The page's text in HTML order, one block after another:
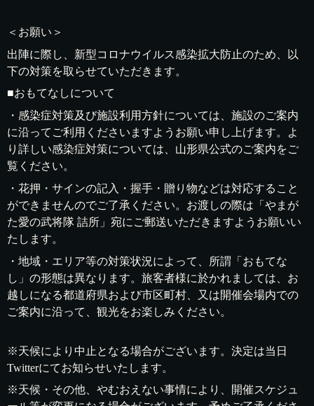
＜お願い＞
出陣に際し、新型コロナウイルス感染拡大防止のため、以
下の対策を取らせていただきます。
■おもてなしについて
・感染症対策及び施設利用方針については、施設のご案内
に沿ってご利用くださいますようお願い申し上げます。よ
り詳しい感染症対策については、山形県公式のご案内をご
覧ください。
・花押・サインの記入・握手・贈り物などは対応すること
ができませんのでご了承ください。お渡しの際は「やまが
た愛の武将隊 詰所」宛にご郵送いただきますようお願いい
たします。
・地域・エリア等の対策状況によって、所謂「おもてな
し」の形態は異なります。旅客者様に於かれましては、お
越しになる都道府県および市区町村、又は開催会場内での
ご案内に沿って、観光をお楽しみください。
※天候により中止となる場合がございます。決定は当日
Twitterにてお知らせいたします。
※天候・その他、やむおえない事情により、開催スケジュ